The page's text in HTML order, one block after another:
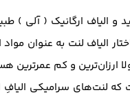
و الیاف ارگانیک ( آلی )
الیاف لنت به عنوان
ارزان‌ترین و کم‌ عمرترین
لنت‌های سرامیکی الیافِ